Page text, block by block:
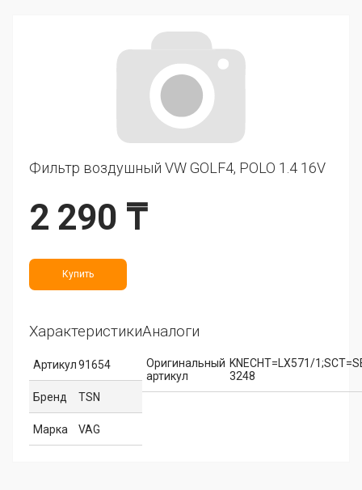
Фильтр воздушный VW GOLF4, POLO 1.4 16V
2 290 ₸
Купить
Характеристики
Артикул91654
Бренд TSN
Марка VAG
Аналоги
Оригинальный
артикул
KNECHT=LX571/
3248